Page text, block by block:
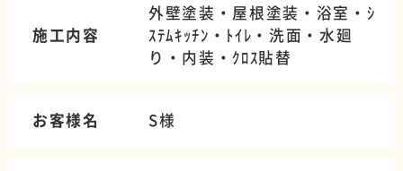
施工内容
外壁塗装・屋根塗装・浴室・ｼ
ｽﾃﾑｷｯﾁﾝ・ﾄｲﾚ・洗面・水廻
り・内装・ｸﾛｽ貼替
お客様名 S様